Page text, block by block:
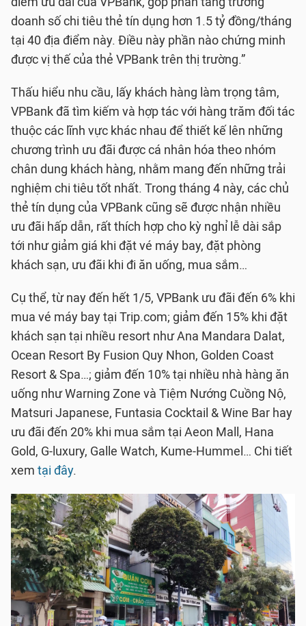
doanh số chi tiêu thẻ tín dụng hơn 1.5 tỷ đồng/tháng
tại 40 địa điểm này. Điều này phần nào chứng minh
được vị thế của thẻ VPBank trên thị trường.”
Thấu hiểu nhu cầu, lấy khách hàng làm trọng tâm,
VPBank đã tìm kiếm và hợp tác với hàng trăm đối tác
thuộc các lĩnh vực khác nhau để thiết kế lên những
chương trình ưu đãi được cá nhân hóa theo nhóm
chân dung khách hàng, nhằm mang đến những trải
nghiệm chi tiêu tốt nhất. Trong tháng 4 này, các chủ
thẻ tín dụng của VPBank cũng sẽ được nhận nhiều
ưu đãi hấp dẫn, rất thích hợp cho kỳ nghỉ lễ dài sắp
tới như giảm giá khi đặt vé máy bay, đặt phòng
khách sạn, ưu đãi khi đi ăn uống, mua sắm…
Cụ thể, từ nay đến hết 1/5, VPBank ưu đãi đến 6% khi
mua vé máy bay tại Trip.com; giảm đến 15% khi đặt
khách sạn tại nhiều resort như Ana Mandara Dalat,
Ocean Resort By Fusion Quy Nhon, Golden Coast
Resort & Spa…; giảm đến 10% tại nhiều nhà hàng ăn
uống như Warning Zone và Tiệm Nướng Cuồng Nộ,
Matsuri Japanese, Funtasia Cocktail & Wine Bar hay
ưu đãi đến 20% khi mua sắm tại Aeon Mall, Hana
Gold, G-luxury, Galle Watch, Kume-Hummel… Chi tiết
xem tại đây.